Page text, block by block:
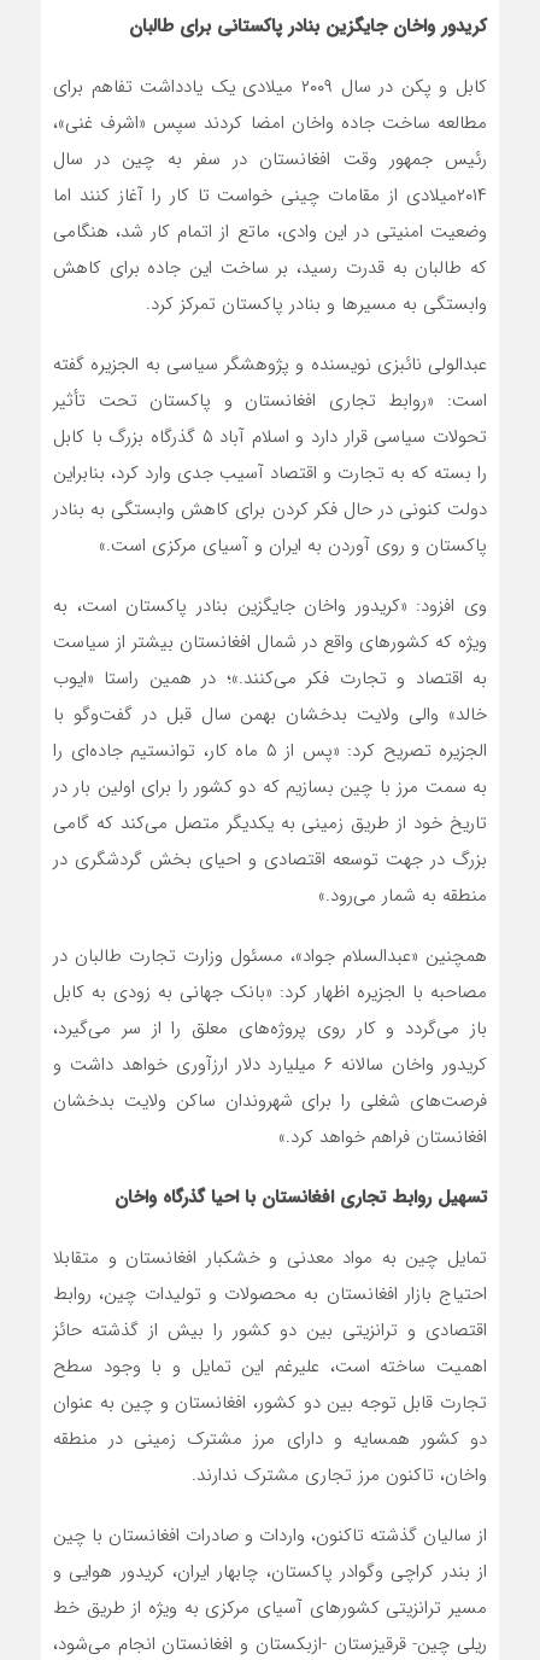
کریدور واخان جایگزین بنادر پاکستانی برای طالبان
کابل و پکن در سال ۲۰۰۹ میلادی یک یادداشت تفاهم برای
مطالعه ساخت جاده واخان امضا کردند سپس «اشرف غنی»،
رئیس جمهور وقت افغانستان در سفر به چین در سال
۲۰۱۴میلادی از مقامات چینی خواست تا کار را آغاز کنند اما
وضعیت امنیتی در این وادی، ماتع از اتمام کار شد، هنگامی
که طالبان به قدرت رسید، بر ساخت این جاده برای کاهش
وابستگی به مسیرها و بنادر پاکستان تمرکز کرد.
عبدالولی نائبزی نویسنده و پژوهشگر سیاسی به الجزیره گفته
است: «روابط تجاری افغانستان و پاکستان تحت تأثیر
تحولات سیاسی قرار دارد و اسلام آباد ۵ گذرگاه بزرگ با کابل
را بسته که به تجارت و اقتصاد آسیب جدی وارد کرد، بنابراین
دولت کنونی در حال فکر کردن برای کاهش وابستگی به بنادر
پاکستان و روی آوردن به ایران و آسیای مرکزی است.»
وی افزود: «کریدور واخان جایگزین بنادر پاکستان است، به
ویژه که کشورهای واقع در شمال افغانستان بیشتر از سیاست
به اقتصاد و تجارت فکر می‌کنند.»؛ در همین راستا «ایوب
خالد» والی ولایت بدخشان بهمن سال قبل در گفت‌وگو با
الجزیره تصریح کرد: «پس از ۵ ماه کار، توانستیم جاده‌ای را
به سمت مرز با چین بسازیم که دو کشور را برای اولین بار در
تاریخ خود از طریق زمینی به یکدیگر متصل می‌کند که گامی
بزرگ در جهت توسعه اقتصادی و احیای بخش گردشگری در
منطقه به شمار می‌رود.»
همچنین «عبدالسلام جواد»، مسئول وزارت تجارت طالبان در
مصاحبه با الجزیره اظهار کرد: «بانک جهانی به زودی به کابل
باز می‌گردد و کار روی پروژه‌های معلق را از سر می‌گیرد،
کریدور واخان سالانه ۶ میلیارد دلار ارزآوری خواهد داشت و
فرصت‌های شغلی را برای شهروندان ساکن ولایت بدخشان
افغانستان فراهم خواهد کرد.»
تسهیل روابط تجاری افغانستان با احیا گذرگاه واخان
تمایل چین به مواد معدنی و خشکبار افغانستان و متقابلا
احتیاج بازار افغانستان به محصولات و تولیدات چین، روابط
اقتصادی و ترانزیتی بین دو کشور را بیش از گذشته حائز
اهمیت ساخته است، علیرغم این تمایل و با وجود سطح
تجارت قابل توجه بین دو کشور، افغانستان و چین به عنوان
دو کشور همسایه و دارای مرز مشترک زمینی در منطقه
واخان، تاکنون مرز تجاری مشترک ندارند.
از سالیان گذشته تاکنون، واردات و صادرات افغانستان با چین
از بندر کراچی وگوادر پاکستان، چابهار ایران، کریدور هوایی و
مسیر ترانزیتی کشورهای آسیای مرکزی به ویژه از طریق خط
ریلی چین- قرقیزستان -ازبکستان و افغانستان انجام می‌شود،